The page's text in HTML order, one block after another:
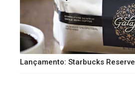
Lançamento: Starbucks Reserve